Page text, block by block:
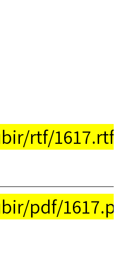
rtf/1617.rtf
pdf/1617.pdf